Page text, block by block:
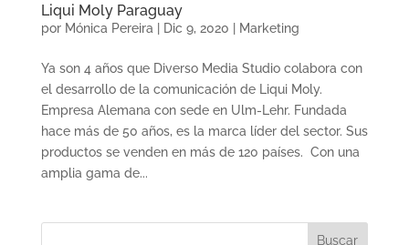
Liqui Moly Paraguay
por Mónica Pereira Dic 9, 2020 Marketing
Ya son 4 años que Diverso Media Studio colabora con
el desarrollo de la comunicación de Liqui Moly.
Empresa Alemana con sede en Ulm-Lehr. Fundada
hace más de 50 años, es la marca líder del sector. Sus
productos se venden en más de 120 países. Con una
amplia gama de...